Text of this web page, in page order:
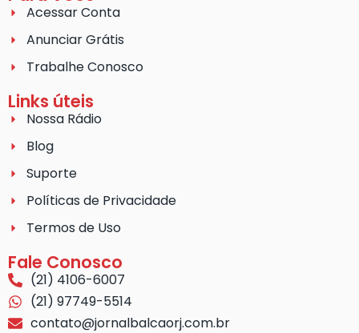
Acessar Conta
Anunciar Grátis
Trabalhe Conosco
Links úteis
Nossa Rádio
Blog
Suporte
Políticas de Privacidade
Termos de Uso
Fale Conosco
(21) 4106-6007
(21) 97749-5514
contato@jornalbalcaorj.com.br